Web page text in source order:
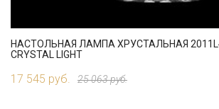
НАСТОЛЬНАЯ ЛАМПА ХРУСТАЛЬНАЯ
CRYSTAL LIGHT
17 545 руб. 25 063 руб.